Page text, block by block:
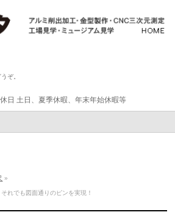
ぞ。
日 土日、夏季休暇、年末年始休暇等
»
れでも図面通りのピンを実現！